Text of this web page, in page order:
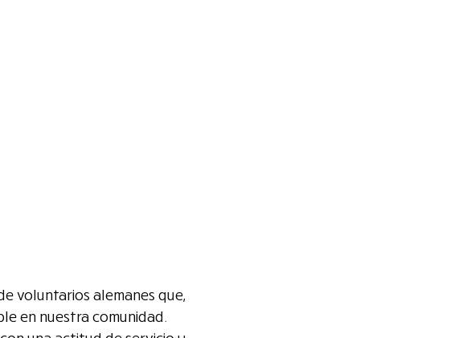
voluntarios alemanes que,
en nuestra comunidad.